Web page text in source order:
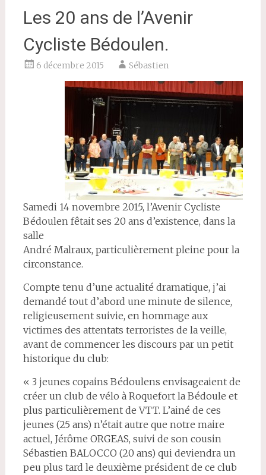
Les 20 ans de l’Avenir
Cycliste Bédoulen.
6 décembre 2015 Sébastien
Samedi 14 novembre 2015, l’Avenir Cycliste
Bédoulen fêtait ses 20 ans d’existence, dans la
salle
André Malraux, particulièrement pleine pour la
circonstance.
Compte tenu d’une actualité dramatique, j’ai
demandé tout d’abord une minute de silence,
religieusement suivie, en hommage aux
victimes des attentats terroristes de la veille,
avant de commencer les discours par un petit
historique du club:
« 3 jeunes copains Bédoulens envisageaient de
créer un club de vélo à Roquefort la Bédoule et
plus particulièrement de VTT. L’ainé de ces
jeunes (25 ans) n’était autre que notre maire
actuel, Jérôme ORGEAS, suivi de son cousin
Sébastien BALOCCO (20 ans) qui deviendra un
peu plus tard le deuxième président de ce club